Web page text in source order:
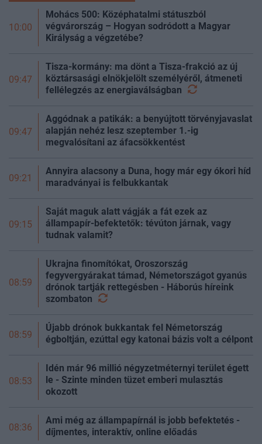
10:00
Mohács 500: Középhatalmi státuszból
végvárország – Hogyan sodródott a Magyar
Királyság a végzetébe?
09:47
Tisza-kormány: ma dönt a Tisza-frakció az új
köztársasági elnökjelölt személyéről, átmeneti
fellélegzés az energiaválságban
09:47
Aggódnak a patikák: a benyújtott törvényjavaslat
alapján nehéz lesz szeptember 1.-ig
megvalósítani az áfacsökkentést
09:21
Annyira alacsony a Duna, hogy már egy ókori híd
maradványai is felbukkantak
09:15
Saját maguk alatt vágják a fát ezek az
állampapír-befektetők: tévúton járnak, vagy
tudnak valamit?
08:59
Ukrajna finomítókat, Oroszország
fegyvergyárakat támad, Németországot gyanús
drónok tartják rettegésben - Háborús híreink
szombaton
08:59
Újabb drónok bukkantak fel Németország
égboltján, ezúttal egy katonai bázis volt a célpont
08:53
Idén már 96 millió négyzetméternyi terület égett
le - Szinte minden tüzet emberi mulasztás
okozott
08:36
Ami még az állampapírnál is jobb befektetés -
díjmentes, interaktív, online előadás